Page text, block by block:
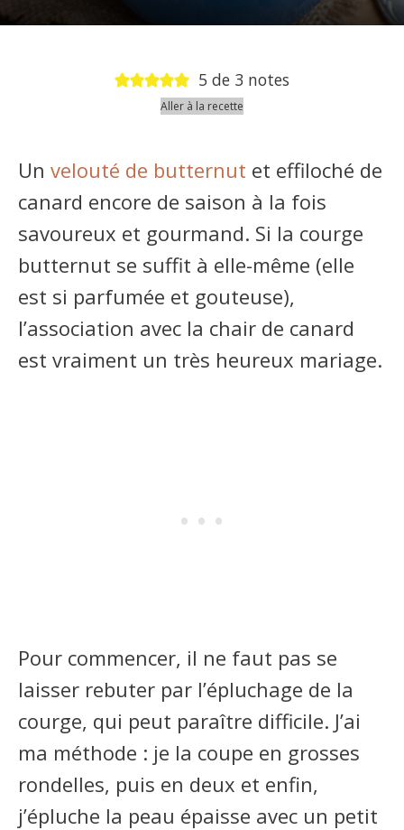
5 de 3 notes
Aller à la recette
Un velouté de butternut et effiloché de
canard encore de saison à la fois
savoureux et gourmand. Si la courge
butternut se suffit à elle-même (elle
est si parfumée et gouteuse),
l’association avec la chair de canard
est vraiment un très heureux mariage.
Pour commencer, il ne faut pas se
laisser rebuter par l’épluchage de la
courge, qui peut paraître difficile. J’ai
ma méthode : je la coupe en grosses
rondelles, puis en deux et enfin,
j’épluche la peau épaisse avec un petit